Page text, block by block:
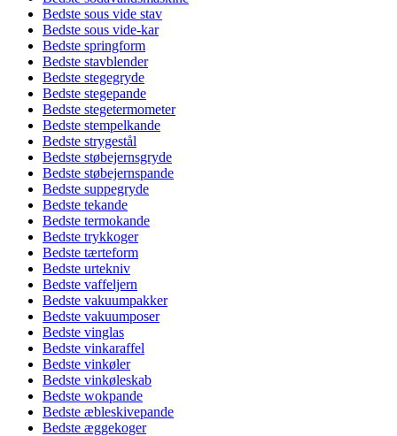
Bedste sous vide stav
Bedste sous vide-kar
Bedste springform
Bedste stavblender
Bedste stegegryde
Bedste stegepande
Bedste stegetermometer
Bedste stempelkande
Bedste strygestål
Bedste støbejernsgryde
Bedste støbejernspande
Bedste suppegryde
Bedste tekande
Bedste termokande
Bedste trykkoger
Bedste tærteform
Bedste urtekniv
Bedste vaffeljern
Bedste vakuumpakker
Bedste vakuumposer
Bedste vinglas
Bedste vinkaraffel
Bedste vinkøler
Bedste vinkøleskab
Bedste wokpande
Bedste æbleskivepande
Bedste æggekoger